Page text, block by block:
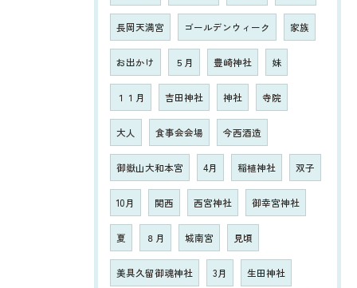
長岡天満宮 ゴールデンウィーク 家族
お出かけ ５月 豊崎神社 妹
１１月 吉田神社 神社 寺院
大人 食事会会場 今西酒造
御嶽山大和本宮 4月 稲植神社 双子
10月 関西 西宮神社 御幸宮神社
夏 ８月 城南宮 見頃
美具久留御魂神社 3月 生田神社